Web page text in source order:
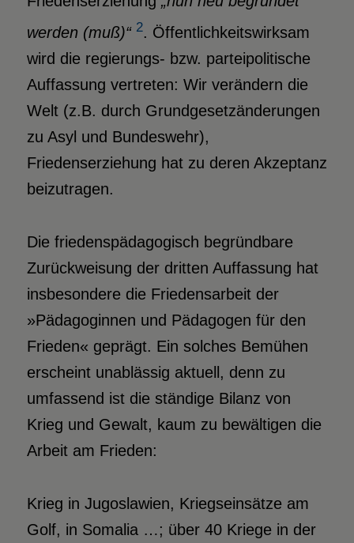
werden (muß)“ 2. Öffentlichkeitswirksam
wird die regierungs- bzw. parteipolitische
Auffassung vertreten: Wir verändern die
Welt (z.B. durch Grundgesetzänderungen
zu Asyl und Bundeswehr),
Friedenserziehung hat zu deren Akzeptanz
beizutragen.
Die friedenspädagogisch begründbare
Zurückweisung der dritten Auffassung hat
insbesondere die Friedensarbeit der
»Pädagoginnen und Pädagogen für den
Frieden« geprägt. Ein solches Bemühen
erscheint unablässig aktuell, denn zu
umfassend ist die ständige Bilanz von
Krieg und Gewalt, kaum zu bewältigen die
Arbeit am Frieden:
Krieg in Jugoslawien, Kriegseinsätze am
Golf, in Somalia …; über 40 Kriege in der